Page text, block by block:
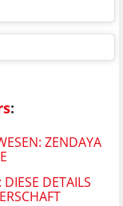
:
ZENDAYA
DETAILS